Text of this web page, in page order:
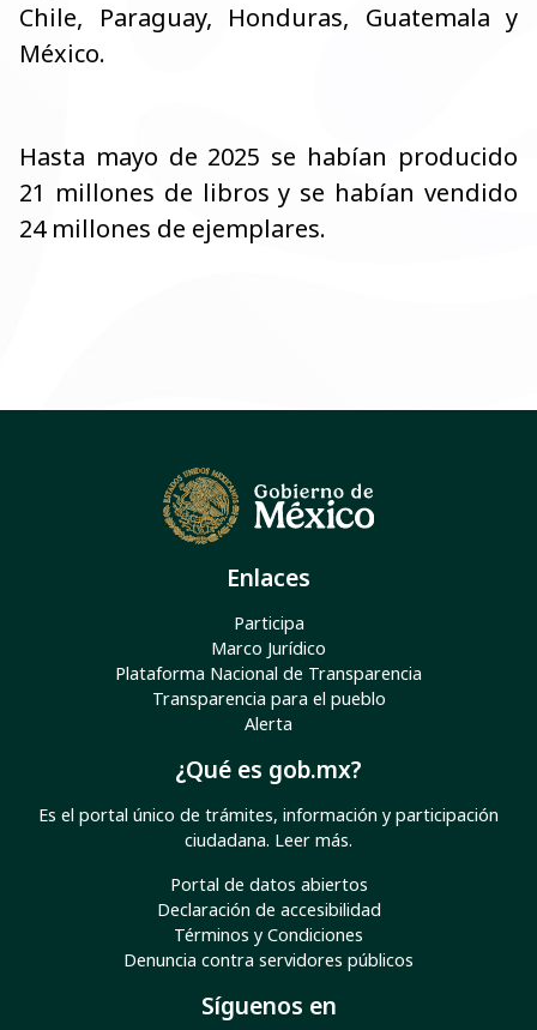
Chile, Paraguay, Honduras, Guatemala y
México.
Hasta mayo de 2025 se habían producido
21 millones de libros y se habían vendido
24 millones de ejemplares.
Enlaces
Participa
Marco Jurídico
Plataforma Nacional de Transparencia
Transparencia para el pueblo
Alerta
¿Qué es gob.mx?
Es el portal único de trámites, información y participación
ciudadana. Leer más.
Portal de datos abiertos
Declaración de accesibilidad
Términos y Condiciones
Denuncia contra servidores públicos
Síguenos en